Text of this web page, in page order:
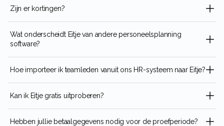
Zijn er kortingen?
Wat onderscheidt Eitje van andere personeelsplanning
software?
Hoe importeer ik teamleden vanuit ons HR-systeem naar Eitje?
Kan ik Eitje gratis uitproberen?
Hebben jullie betaalgegevens nodig voor de proefperiode?